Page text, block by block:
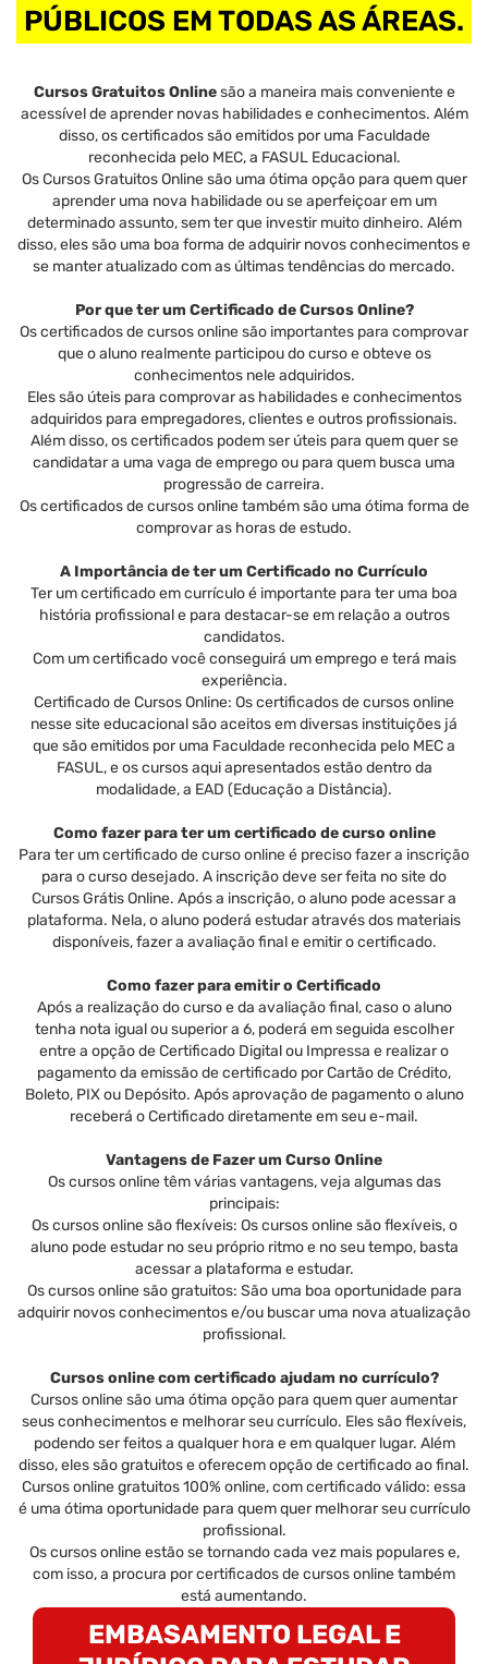
PÚBLICOS EM TODAS AS ÁREAS.
Cursos Gratuitos Onlinesão a maneira mais conveniente e
acessível de aprender novas habilidades e conhecimentos. Além
disso, os certificados são emitidos por uma Faculdade
reconhecida pelo MEC, a FASUL Educacional.
Os Cursos Gratuitos Online são uma ótima opção para quem quer
aprender uma nova habilidade ou se aperfeiçoar em um
determinado assunto, sem ter que investir muito dinheiro. Além
disso, eles são uma boa forma de adquirir novos conhecimentos e
se manter atualizado com as últimas tendências do mercado.
Por que ter um Certificado de Cursos Online?
Os certificados de cursos online são importantes para comprovar
que o aluno realmente participou do curso e obteve os
conhecimentos nele adquiridos.
Eles são úteis para comprovar as habilidades e conhecimentos
adquiridos para empregadores, clientes e outros profissionais.
Além disso, os certificados podem ser úteis para quem quer se
candidatar a uma vaga de emprego ou para quem busca uma
progressão de carreira.
Os certificados de cursos online também são uma ótima forma de
comprovar as horas de estudo.
A Importância de ter um Certificado no Currículo
Ter um certificado em currículo é importante para ter uma boa
história profissional e para destacar-se em relação a outros
candidatos.
Com um certificado você conseguirá um emprego e terá mais
experiência.
Certificado de Cursos Online: Os certificados de cursos online
nesse site educacional são aceitos em diversas instituições já
que são emitidos por uma Faculdade reconhecida pelo MEC a
FASUL, e os cursos aqui apresentados estão dentro da
modalidade, a EAD (Educação a Distância).
Como fazer para ter um certificado de curso online
Para ter um certificado de curso online é preciso fazer a inscrição
para o curso desejado. A inscrição deve ser feita no site do
Cursos Grátis Online. Após a inscrição, o aluno pode acessar a
plataforma. Nela, o aluno poderá estudar através dos materiais
disponíveis, fazer a avaliação final e emitir o certificado.
Como fazer para emitir o Certificado
Após a realização do curso e da avaliação final, caso o aluno
tenha nota igual ou superior a 6, poderá em seguida escolher
entre a opção de Certificado Digital ou Impressa e realizar o
pagamento da emissão de certificado por Cartão de Crédito,
Boleto, PIX ou Depósito. Após aprovação de pagamento o aluno
receberá o Certificado diretamente em seu e-mail.
Vantagens de Fazer um Curso Online
Os cursos online têm várias vantagens, veja algumas das
principais:
Os cursos online são flexíveis: Os cursos online são flexíveis, o
aluno pode estudar no seu próprio ritmo e no seu tempo, basta
acessar a plataforma e estudar.
Os cursos online são gratuitos: São uma boa oportunidade para
adquirir novos conhecimentos e/ou buscar uma nova atualização
profissional.
Cursos online com certificado ajudam no currículo?
Cursos online são uma ótima opção para quem quer aumentar
seus conhecimentos e melhorar seu currículo. Eles são flexíveis,
podendo ser feitos a qualquer hora e em qualquer lugar. Além
disso, eles são gratuitos e oferecem opção de certificado ao final.
Cursos online gratuitos 100% online, com certificado válido: essa
é uma ótima oportunidade para quem quer melhorar seu currículo
profissional.
Os cursos online estão se tornando cada vez mais populares e,
com isso, a procura por certificados de cursos online também
está aumentando.
EMBASAMENTO LEGAL E